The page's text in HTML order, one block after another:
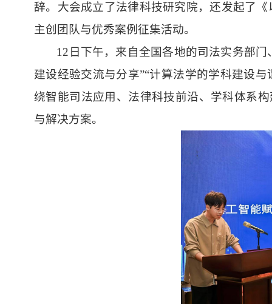
辞。大会成立了法律科技研究院，还发起了
主创团队与优秀案例征集活动。
12日下午，来自全国各地的司法实务部门
建设经验交流与分享”“计算法学的学科建设
绕智能司法应用、法律科技前沿、学科体系
与解决方案。